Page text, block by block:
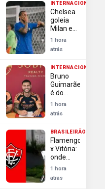
INTERNACIONAL
Chelsea
goleia
Milan em
amistoso
na
Indonésia
show de
João
Pedro
1 hora
atrás
INTERNACIONAL
Bruno
Guimarães
é do
Arsenal;
saiba os
valores
contratação
1 hora
atrás
BRASILEIRÃO
Flamengo
x Vitória:
onde
assistir
ao jogo
pelo
1 hora
atrás